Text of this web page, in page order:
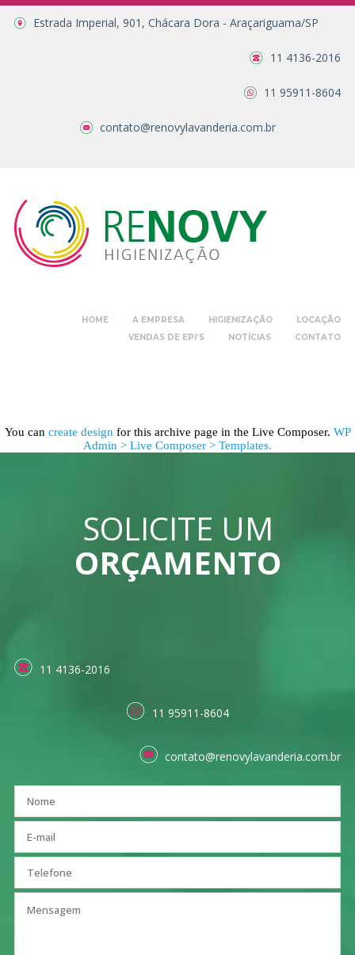
Estrada Imperial, 901, Chácara Dora - Araçariguama/SP
11 4136-2016
11 95911-8604
contato@renovylavanderia.com.br
HOME A EMPRESA HIGIENIZAÇÃO
LOCAÇÃO
VENDAS DE EPI’S
NOTÍCIAS CONTATO
You can create design for this archive page in the Live Composer. WP
Admin > Live Composer > Templates.
SOLICITE UM
ORÇAMENTO
11 4136-2016
11 95911-8604
contato@renovylavanderia.com.br